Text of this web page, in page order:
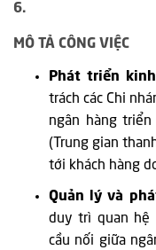
6.
MÔ TẢ CÔNG VIỆC
Phát triển
trách các Chi
ngân hàng
(Trung gian
tới khách hàng
Quản lý và
duy trì quan hệ
cầu nối giữa